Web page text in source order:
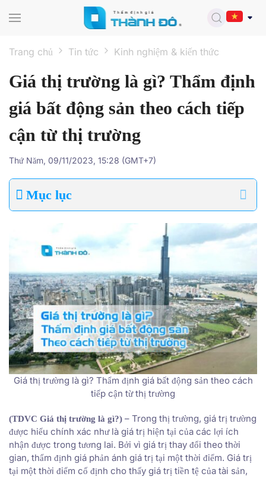
Trang chủ Tin tức Kinh nghiệm & kiến thức
Giá thị trường là gì? Thẩm định
giá bất động sản theo cách tiếp
cận từ thị trường
Thứ Năm, 09/11/2023, 15:28 (GMT+7)
Mục lục
Giá thị trường là gì? Thẩm định giá bất động sản theo cách
tiếp cận từ thị trường
(TDVC Giá thị trường là gì?) – Trong thị trường, giá trị trường
được hiểu chính xác như là giá trị hiện tại của các lợi ích
nhận được trong tương lai. Bởi vì giá trị thay đổi theo thời
gian, thẩm định giá phản ánh giá trị tại một thời điểm. Giá trị
tại một thời điểm cố định cho thấy giá trị tiền tệ của tài sản,